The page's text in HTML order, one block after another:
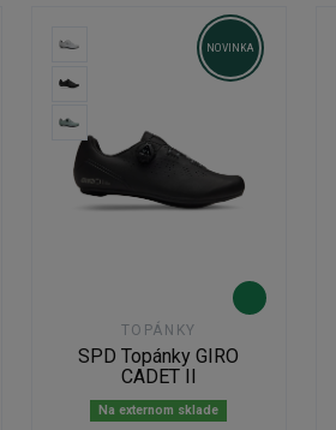
NOVINKA
TOPÁNKY
SPD Topánky GIRO
CADET II
Na externom sklade